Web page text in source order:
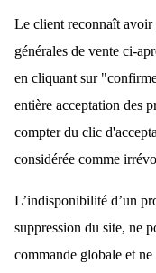
Le client reconnaît avoir
générales de vente ci-
en cliquant sur
entière acceptation des
compter du clic
considérée comme
L’indisponibilité d’un
suppression du site, ne
commande globale et